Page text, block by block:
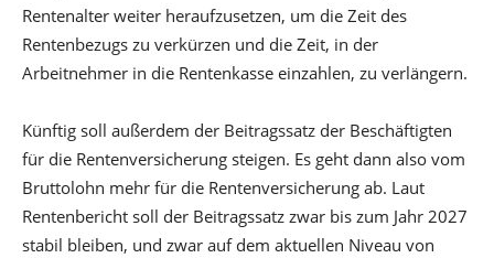
Rentenalter weiter heraufzusetzen, um die Zeit des
Rentenbezugs zu verkürzen und die Zeit, in der
Arbeitnehmer in die Rentenkasse einzahlen, zu verlängern.
Künftig soll außerdem der Beitragssatz der Beschäftigten
für die Rentenversicherung steigen. Es geht dann also vom
Bruttolohn mehr für die Rentenversicherung ab. Laut
Rentenbericht soll der Beitragssatz zwar bis zum Jahr 2027
stabil bleiben, und zwar auf dem aktuellen Niveau von